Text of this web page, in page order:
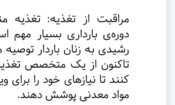
مراقبت از تغذیه: تغذیه
دوره‌ی بارداری بسیار مهم
رشیدی به زنان باردار
تاکنون از یک متخصص
کنند تا نیازهای خود را برای
مواد معدنی پوشش دهند.